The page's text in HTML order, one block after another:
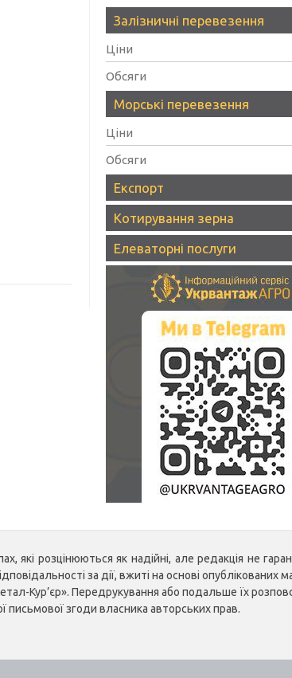
Залізничні перевезення
Ціни
Обсяги
Морські перевезення
Ціни
Обсяги
Експорт
Котирування зерна
Елеваторні послуги
які розцінюються як надійні, але редакція не
за дії, вжиті на основі опублікованих
Кур’єр». Передрукування або подальше їх
згоди власника авторських прав.